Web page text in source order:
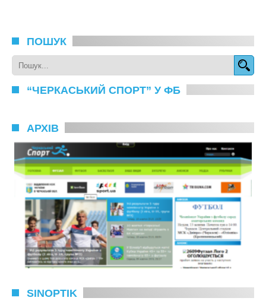
ПОШУК
“ЧЕРКАСЬКИЙ СПОРТ” У ФБ
АРХІВ
SINOPTIK